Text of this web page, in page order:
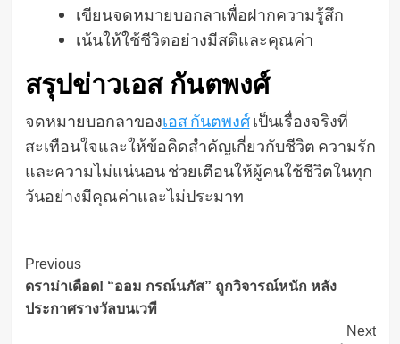
เขียนจดหมายบอกลาเพื่อฝากความรู้สึก
เน้นให้ใช้ชีวิตอย่างมีสติและคุณค่า
สรุปข่าวเอส กันตพงศ์
จดหมายบอกลาของเอส กันตพงศ์เป็นเรื่องจริงที่
สะเทือนใจและให้ข้อคิดสำคัญเกี่ยวกับชีวิต ความรัก
และความไม่แน่นอน ช่วยเตือนให้ผู้คนใช้ชีวิตในทุก
วันอย่างมีคุณค่าและไม่ประมาท
Post
Navigation
Previous
ดราม่าเดือด! “ออม กรณ์นภัส” ถูกวิจารณ์หนัก หลัง
ประกาศรางวัลบนเวที
Next